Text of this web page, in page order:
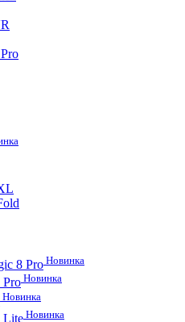
8 Pro Новинка
Новинка
Новинка
Lite Новинка